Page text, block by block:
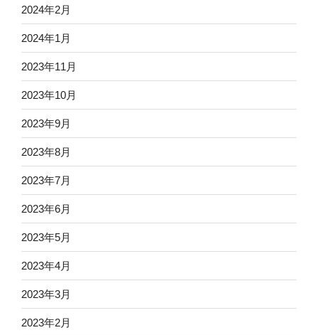
2024年2月
2024年1月
2023年11月
2023年10月
2023年9月
2023年8月
2023年7月
2023年6月
2023年5月
2023年4月
2023年3月
2023年2月